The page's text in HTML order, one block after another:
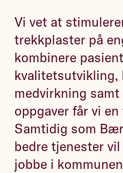
Vi vet at
trekkplaster på
kombinere
medvirkning
oppgaver får vi
Samtidig som
bedre tjenester
jobbe i